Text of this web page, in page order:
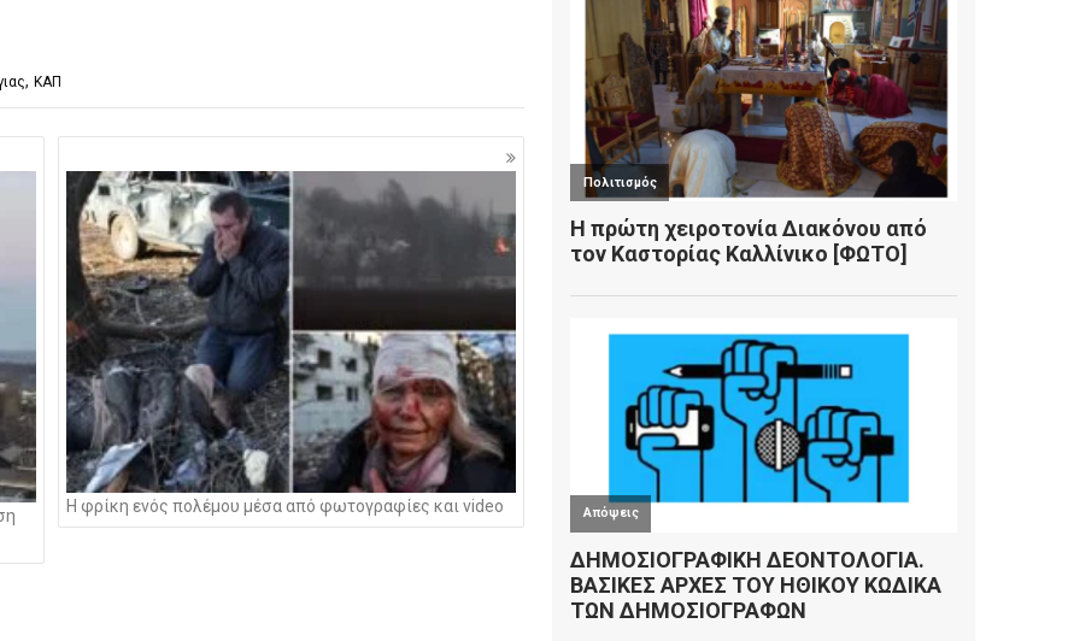
, ΚΑΠ
H φρίκη ενός πολέμου μέσα από φωτογραφίες και video